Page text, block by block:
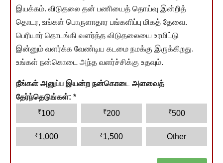
இயக்கம். விடுதலை தன் பணியைத் தொய்வு இன்றித்
தொடர, உங்கள் பொருளாதார பங்களிப்பு மிகத் தேவை.
பெரியார் தொடங்கி வளர்த்த விடுதலையை உரமிட்டு
இன்னும் வளர்க்க வேண்டிய கடமை நமக்கு இருக்கிறது.
உங்கள் நன்கொடை அந்த வளர்ச்சிக்கு உதவும்.
நீங்கள் அனுப்ப இயன்ற நன்கொடை அளவைத்
தேர்ந்தெடுங்கள்: *
₹100 ₹200 ₹500
₹1,000 ₹1,500 Other